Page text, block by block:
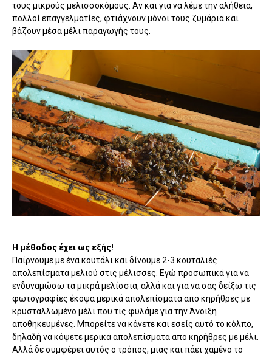
τους μικρούς μελισσοκόμους. Αν και για να λέμε την αλήθεια,
πολλοί επαγγελματίες, φτιάχνουν μόνοι τους ζυμάρια και
βάζουν μέσα μέλι παραγωγής τους.
Η μέθοδος έχει ως εξής!
Παίρνουμε με ένα κουτάλι και δίνουμε 2-3 κουταλιές
απολεπίσματα μελιού στις μέλισσες. Εγώ προσωπικά για να
ενδυναμώσω τα μικρά μελίσσια, αλλά και για να σας δείξω τις
φωτογραφίες έκοψα μερικά απολεπίσματα απο κηρήθρες με
κρυσταλλωμένο μέλι που τις φυλάμε για την Άνοιξη
αποθηκευμένες. Μπορείτε να κάνετε και εσείς αυτό το κόλπο,
δηλαδή να κόψετε μερικά απολεπίσματα απο κηρήθρες με μέλι.
Αλλά δε συμφέρει αυτός ο τρόπος, μιας και πάει χαμένο το